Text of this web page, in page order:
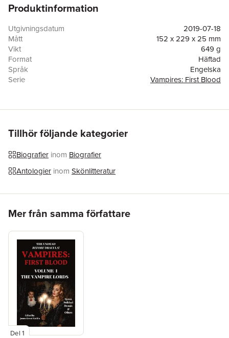
Produktinformation
Utgivningsdatum
2019-07-18
Mått
152 x 229 x 25 mm
Vikt
649 g
Format
Häftad
Språk
Engelska
Serie
Vampires: First Blood
ISBN
9781733569026
Tillhör följande kategorier
Biografier inom Biografier
Antologier inom Skönlitteratur
Mer från samma författare
Del 1